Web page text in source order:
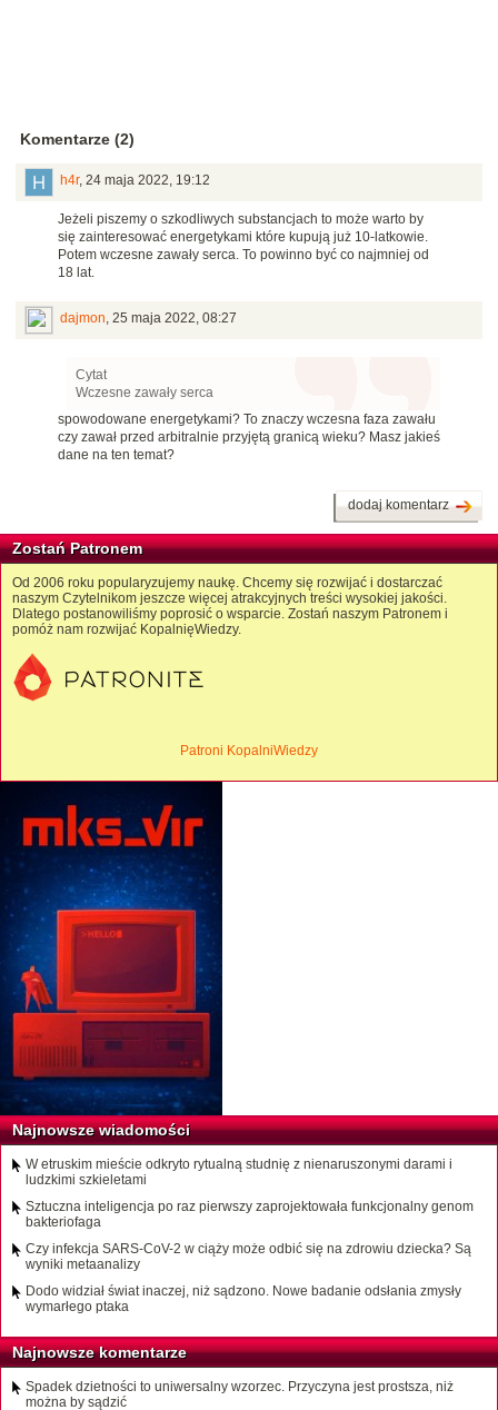
Komentarze (2)
h4r, 24 maja 2022, 19:12
Jeżeli piszemy o szkodliwych substancjach to może warto by
się zainteresować energetykami które kupują już 10-latkowie.
Potem wczesne zawały serca. To powinno być co najmniej od
18 lat.
dajmon, 25 maja 2022, 08:27
Cytat
Wczesne zawały serca
spowodowane energetykami? To znaczy wczesna faza zawału
czy zawał przed arbitralnie przyjętą granicą wieku? Masz jakieś
dane na ten temat?
dodaj komentarz
Zostań Patronem
Od 2006 roku popularyzujemy naukę. Chcemy się rozwijać i dostarczać
naszym Czytelnikom jeszcze więcej atrakcyjnych treści wysokiej jakości.
Dlatego postanowiliśmy poprosić o wsparcie. Zostań naszym Patronem i
pomóż nam rozwijać KopalnięWiedzy.
Patroni KopalniWiedzy
Najnowsze wiadomości
W etruskim mieście odkryto rytualną studnię z nienaruszonymi darami i
ludzkimi szkieletami
Sztuczna inteligencja po raz pierwszy zaprojektowała funkcjonalny genom
bakteriofaga
Czy infekcja SARS-CoV-2 w ciąży może odbić się na zdrowiu dziecka? Są
wyniki metaanalizy
Dodo widział świat inaczej, niż sądzono. Nowe badanie odsłania zmysły
wymarłego ptaka
Najnowsze komentarze
Spadek dzietności to uniwersalny wzorzec. Przyczyna jest prostsza, niż
można by sądzić